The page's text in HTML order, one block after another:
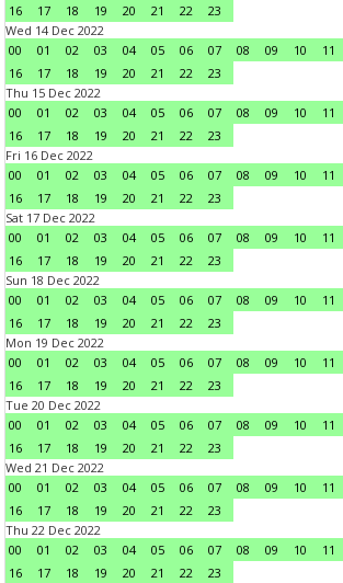
16
17 18 19 20 21 22
23
Wed 14 Dec 2022
00
01 02 03 04 05 06 07 08 09 10 11
16
17 18 19 20 21 22
23
Thu 15 Dec 2022
00
01 02 03 04 05 06 07 08 09 10 11
16
17 18 19 20 21 22
23
Fri 16 Dec 2022
00
01 02 03 04 05 06 07 08 09 10 11
16
17 18 19 20 21 22
23
Sat 17 Dec 2022
00
01 02 03 04 05 06 07 08 09 10 11
16
17 18 19 20 21 22
23
Sun 18 Dec 2022
00
01 02 03 04 05 06 07 08 09 10 11
16
17 18 19 20 21 22
23
Mon 19 Dec 2022
00
01 02 03 04 05 06 07 08 09 10 11
16
17 18 19 20 21 22
23
Tue 20 Dec 2022
00
01 02 03 04 05 06 07 08 09 10 11
16
17 18 19 20 21 22
23
Wed 21 Dec 2022
00
01 02 03 04 05 06 07 08 09 10 11
16
17 18 19 20 21 22
23
Thu 22 Dec 2022
00
01 02 03 04 05 06 07 08 09 10 11
16
17 18 19 20 21 22
23